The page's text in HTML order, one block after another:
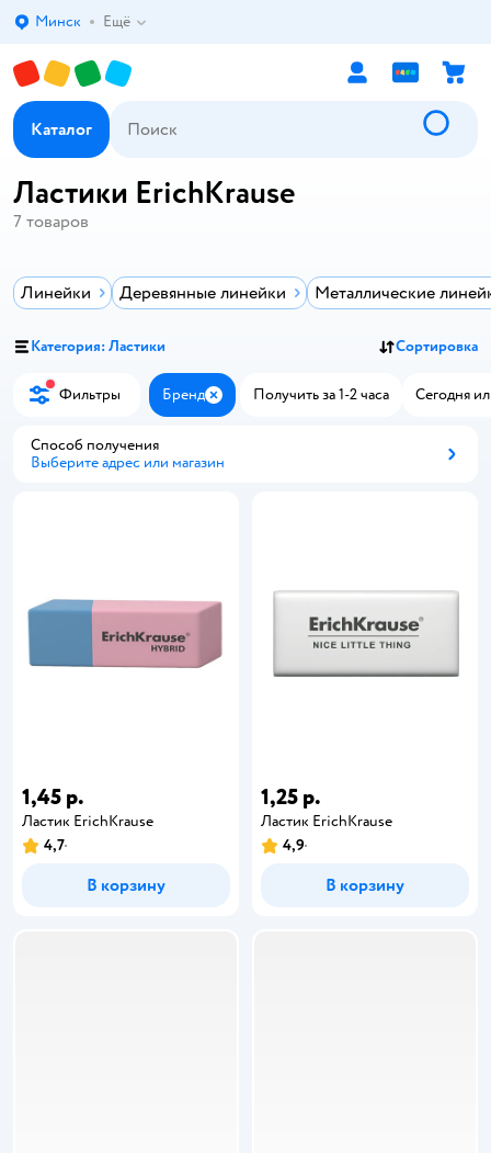
Выбор адреса доставки.
Минск Ещё
Каталог
Ластики ErichKrause
7 товаров
Линейки Деревянные линейки Металлические
Категория: Ластики Сортировка
Фильтры Бренд ЗакрытьПолучить за 1-2 часа Сегодня
Способ получения
Выберите адрес или магазин
1,45 р.
Ластик ErichKrause
4,7
В корзину
1,25 р.
Ластик ErichKrause
4,9
В корзину